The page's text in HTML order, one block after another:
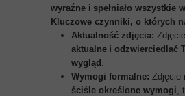
wyraźne i spełniało wszystkie
Kluczowe czynniki, o których
Aktualność zdjęcia:
aktualne i odzwierciedlać
wygląd .
Wymogi formalne: Zdjęcie
ściśle określone wymogi,